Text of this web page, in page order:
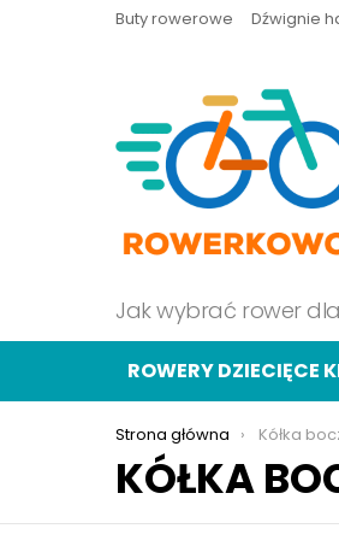
Buty rowerowe Dźwignie
Jak wybrać rower
ROWERY DZIECIĘCE
Jesteś tutaj:
Strona główna Kółka
KÓŁKA